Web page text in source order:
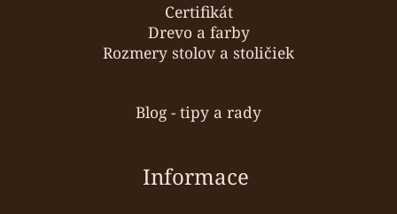
Certifikát
Drevo a farby
Rozmery stolov a stoličiek
Blog - tipy a rady
Informace